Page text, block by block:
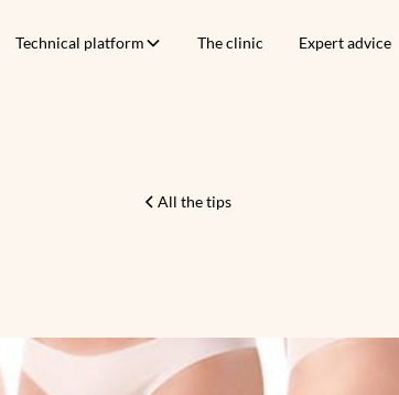
Technical platform The clinic Expert advice
All the tips